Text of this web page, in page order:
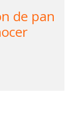
de pan